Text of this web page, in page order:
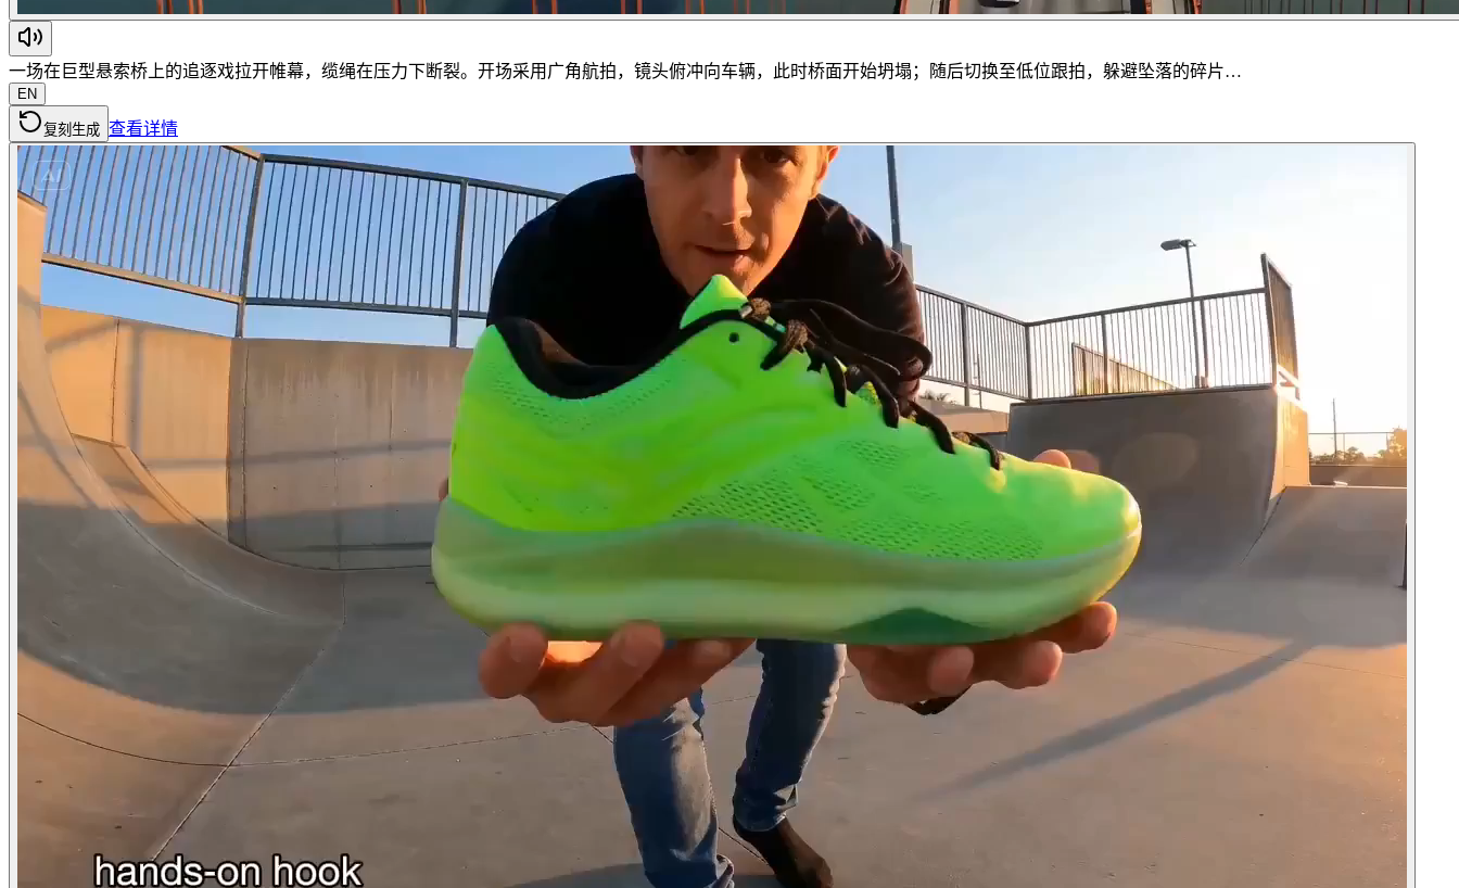
一场在巨型悬索桥上的追逐戏拉开帷幕，缆绳在压力下断裂。开场采用广角航拍，镜头俯冲向车辆，此时桥面开始坍塌；随后切换至低位跟拍，躲避坠落的碎片…
EN
复刻生成 查看详情